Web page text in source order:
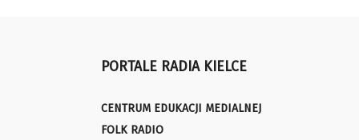
PORTALE RADIA KIELCE
CENTRUM EDUKACJI MEDIALNEJ
FOLK RADIO